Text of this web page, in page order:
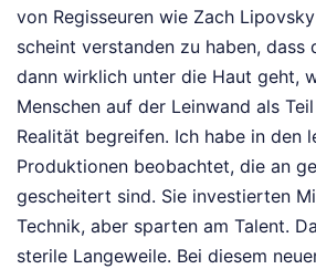
von Regisseuren wie Zach
scheint verstanden zu haben, dass
dann wirklich unter die Haut geht,
Menschen auf der Leinwand als
Realität begreifen. Ich habe in den
Produktionen beobachtet, die an
gescheitert sind. Sie investierten
Technik, aber sparten am Talent.
sterile Langeweile. Bei diesem